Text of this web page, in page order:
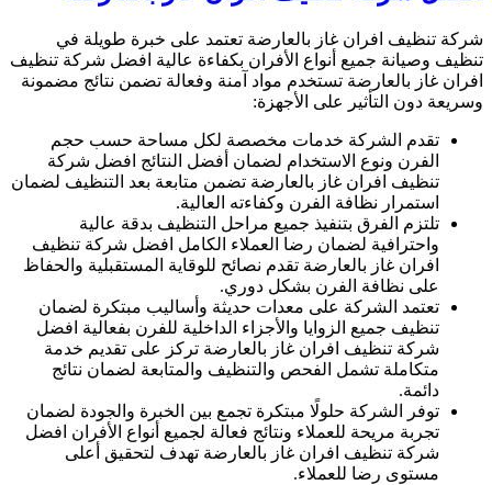
شركة تنظيف افران غاز بالعارضة تعتمد على خبرة طويلة في
تنظيف وصيانة جميع أنواع الأفران بكفاءة عالية افضل شركة تنظيف
افران غاز بالعارضة تستخدم مواد آمنة وفعالة تضمن نتائج مضمونة
وسريعة دون التأثير على الأجهزة:
تقدم الشركة خدمات مخصصة لكل مساحة حسب حجم
الفرن ونوع الاستخدام لضمان أفضل النتائج افضل شركة
تنظيف افران غاز بالعارضة تضمن متابعة بعد التنظيف لضمان
استمرار نظافة الفرن وكفاءته العالية.
تلتزم الفرق بتنفيذ جميع مراحل التنظيف بدقة عالية
واحترافية لضمان رضا العملاء الكامل افضل شركة تنظيف
افران غاز بالعارضة تقدم نصائح للوقاية المستقبلية والحفاظ
على نظافة الفرن بشكل دوري.
تعتمد الشركة على معدات حديثة وأساليب مبتكرة لضمان
تنظيف جميع الزوايا والأجزاء الداخلية للفرن بفعالية افضل
شركة تنظيف افران غاز بالعارضة تركز على تقديم خدمة
متكاملة تشمل الفحص والتنظيف والمتابعة لضمان نتائج
دائمة.
توفر الشركة حلولًا مبتكرة تجمع بين الخبرة والجودة لضمان
تجربة مريحة للعملاء ونتائج فعالة لجميع أنواع الأفران افضل
شركة تنظيف افران غاز بالعارضة تهدف لتحقيق أعلى
مستوى رضا للعملاء.